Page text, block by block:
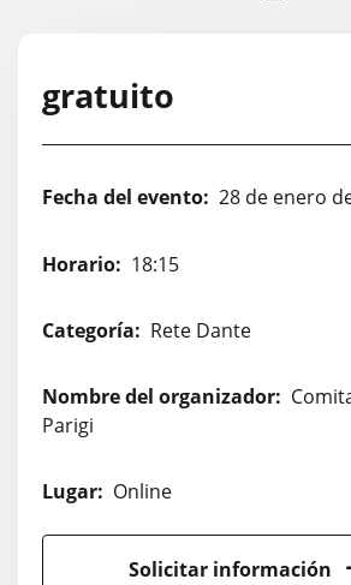
gratuito
Fecha del evento: 28 de enero
Horario: 18:15
Categoría: Rete Dante
Nombre del organizador:
Parigi
Lugar: Online
Solicitar información